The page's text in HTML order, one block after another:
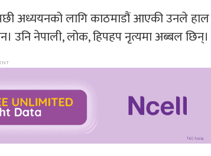
अध्ययनको लागि काठमाडौं आएकी उनले हाल
उनि नेपाली, लोक, हिपहप नृत्यमा अब्बल छिन्।